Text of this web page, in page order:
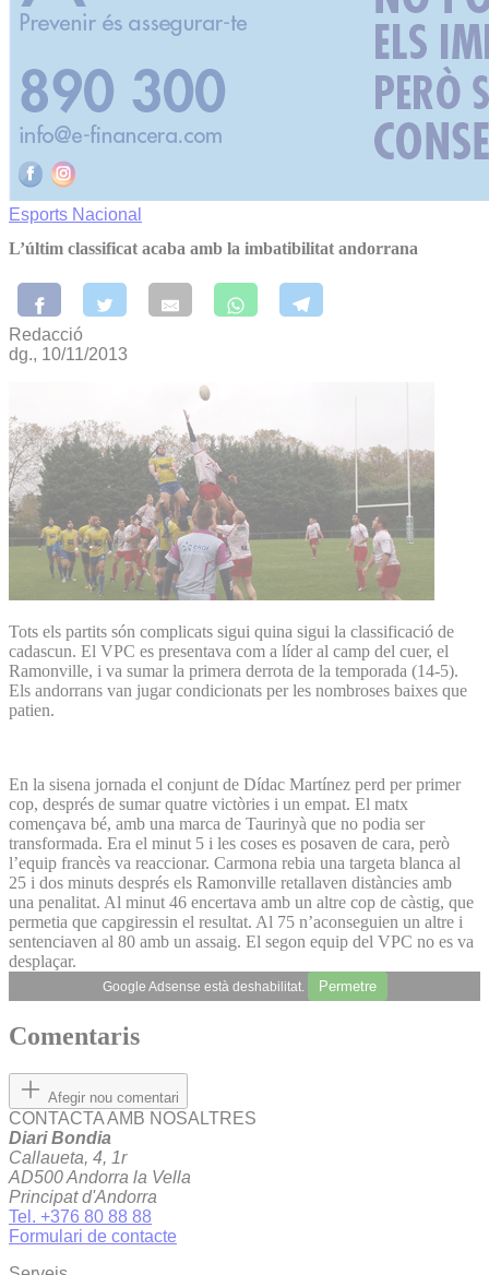
Esports Nacional
L’últim classificat acaba amb la imbatibilitat andorrana
Redacció
dg., 10/11/2013
Tots els partits són complicats sigui quina sigui la classificació de
cadascun. El VPC es presentava com a líder al camp del cuer, el
Ramonville, i va sumar la primera derrota de la temporada (14-5).
Els andorrans van jugar condicionats per les nombroses baixes que
patien.
En la sisena jornada el conjunt de Dídac Martínez perd per primer
cop, després de sumar quatre victòries i un empat. El matx
començava bé, amb una marca de Taurinyà que no podia ser
transformada. Era el minut 5 i les coses es posaven de cara, però
l’equip francès va reaccionar. Carmona rebia una targeta blanca al
25 i dos minuts després els Ramonville retallaven distàncies amb
una penalitat. Al minut 46 encertava amb un altre cop de càstig, que
permetia que capgiressin el resultat. Al 75 n’aconseguien un altre i
sentenciaven al 80 amb un assaig. El segon equip del VPC no es va
desplaçar.
Google Adsense està deshabilitat. Permetre
Comentaris
Afegir nou comentari
CONTACTA AMB NOSALTRES
Diari Bondia
Callaueta, 4, 1r
AD500 Andorra la Vella
Principat d'Andorra
Tel. +376 80 88 88
Formulari de contacte